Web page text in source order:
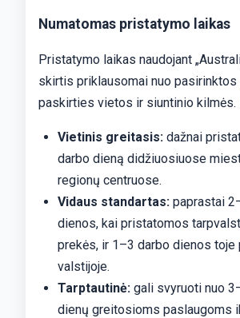
Numatomas pristatymo laikas
Pristatymo laikas naudojant
skirtis priklausomai nuo pasirinktos
paskirties vietos ir siuntinio kilmės.
Vietinis greitasis: dažnai
darbo dieną didžiuosiuose
regionų centruose.
Vidaus standartas: paprastai
dienos, kai pristatomos
prekės, ir 1–3 darbo dienos toje
valstijoje.
Tarptautinė: gali svyruoti nuo
dienų greitosioms paslaugoms